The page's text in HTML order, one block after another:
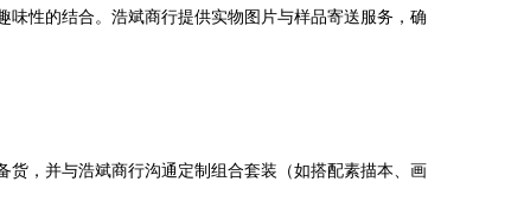
性的结合。浩斌商行提供实物图片与样品寄送服务，确
，并与浩斌商行沟通定制组合套装（如搭配素描本、画